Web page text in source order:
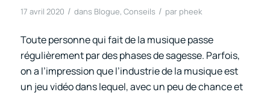
17 avril 2020 / dans Blogue, Conseils / par pheek
Toute personne qui fait de la musique passe
régulièrement par des phases de sagesse. Parfois,
on a l’impression que l’industrie de la musique est
un jeu vidéo dans lequel, avec un peu de chance et